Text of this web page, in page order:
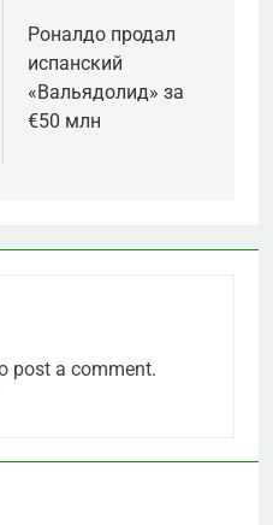
Роналдо продал
испанский
«Вальядолид» за
€50 млн
post a comment.